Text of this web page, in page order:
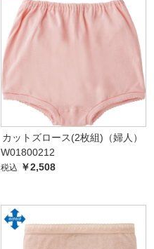
カットズロース(2枚組)（婦人）
W01800212
税込 ￥2,508